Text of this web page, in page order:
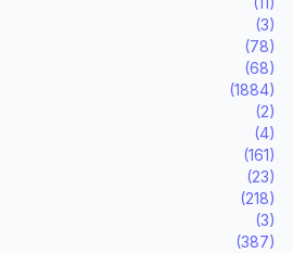
(3)
(78)
(68)
(1884)
(2)
(4)
(161)
(23)
(218)
(3)
(387)